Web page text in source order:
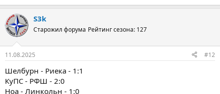
S3k
Старожил форума Рейтинг сезона: 127
11.08.2025 #12
Шелбурн - Риека - 1:1
КуПС - РФШ - 2:0
Ноа - Линкольн - 1:0